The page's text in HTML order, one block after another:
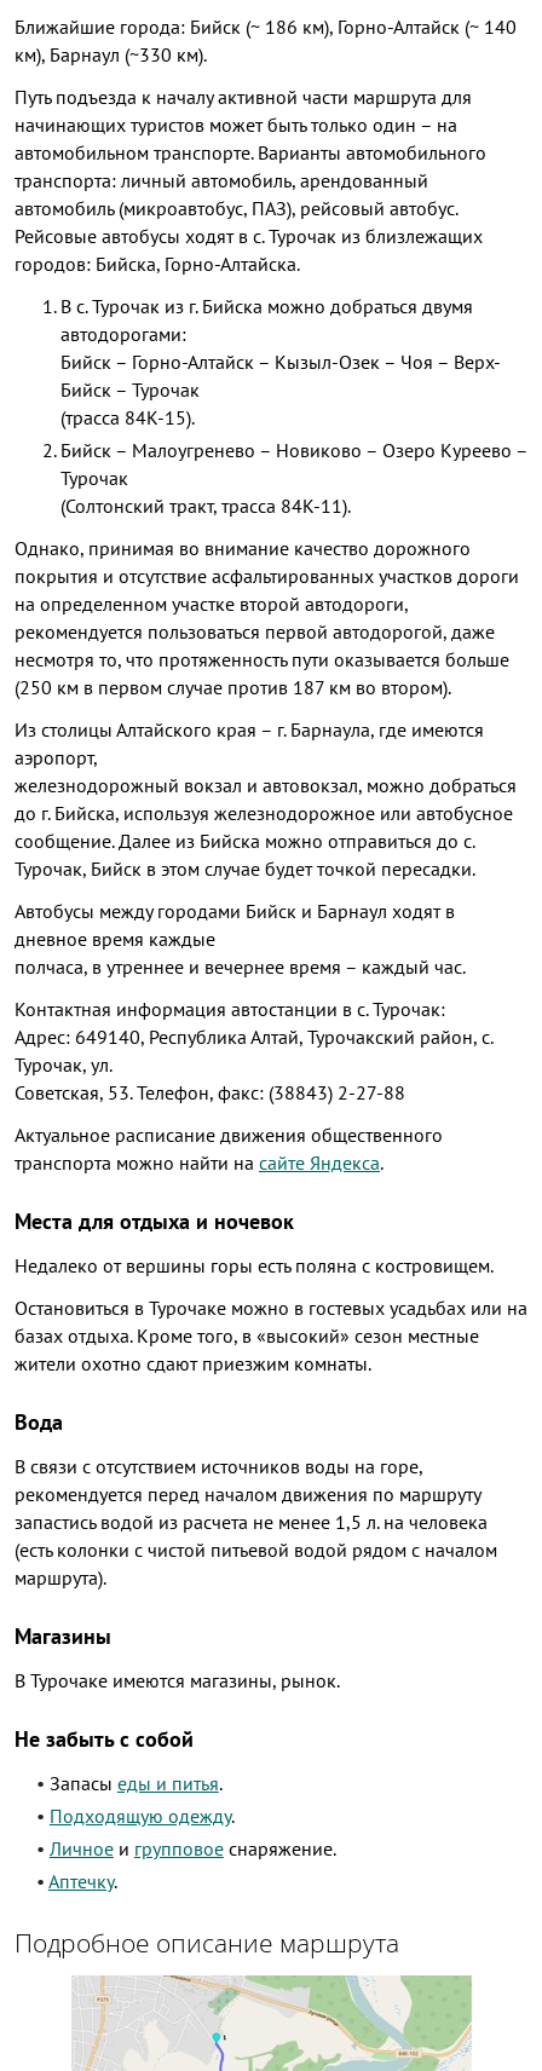
Ближайшие города: Бийск (~ 186 км), Горно-Алтайск (~ 140
км), Барнаул (~330 км).
Путь подъезда к началу активной части маршрута для
начинающих туристов может быть только один – на
автомобильном транспорте. Варианты автомобильного
транспорта: личный автомобиль, арендованный
автомобиль (микроавтобус, ПАЗ), рейсовый автобус.
Рейсовые автобусы ходят в с. Турочак из близлежащих
городов: Бийска, Горно-Алтайска.
В с. Турочак из г. Бийска можно добраться двумя
автодорогами:
Бийск – Горно-Алтайск – Кызыл-Озек – Чоя – Верх-
Бийск – Турочак
(трасса 84К-15).
Бийск – Малоугренево – Новиково – Озеро Куреево –
Турочак
(Солтонский тракт, трасса 84К-11).
Однако, принимая во внимание качество дорожного
покрытия и отсутствие асфальтированных участков дороги
на определенном участке второй автодороги,
рекомендуется пользоваться первой автодорогой, даже
несмотря то, что протяженность пути оказывается больше
(250 км в первом случае против 187 км во втором).
Из столицы Алтайского края – г. Барнаула, где имеются
аэропорт,
железнодорожный вокзал и автовокзал, можно добраться
до г. Бийска, используя железнодорожное или автобусное
сообщение. Далее из Бийска можно отправиться до с.
Турочак, Бийск в этом случае будет точкой пересадки.
Автобусы между городами Бийск и Барнаул ходят в
дневное время каждые
полчаса, в утреннее и вечернее время – каждый час.
Контактная информация автостанции в с. Турочак:
Адрес: 649140, Республика Алтай, Турочакский район, с.
Турочак, ул.
Советская, 53. Телефон, факс: (38843) 2-27-88
Актуальное расписание движения общественного
транспорта можно найти на сайте Яндекса.
Места для отдыха и ночевок
Недалеко от вершины горы есть поляна с костровищем.
Остановиться в Турочаке можно в гостевых усадьбах или на
базах отдыха. Кроме того, в «высокий» сезон местные
жители охотно сдают приезжим комнаты.
Вода
В связи с отсутствием источников воды на горе,
рекомендуется перед началом движения по маршруту
запастись водой из расчета не менее 1,5 л. на человека
(есть колонки с чистой питьевой водой рядом с началом
маршрута).
Магазины
В Турочаке имеются магазины, рынок.
Не забыть с собой
Запасы еды и питья.
Подходящую одежду.
Личноеи групповоеснаряжение.
Аптечку.
Подробное описание маршрута